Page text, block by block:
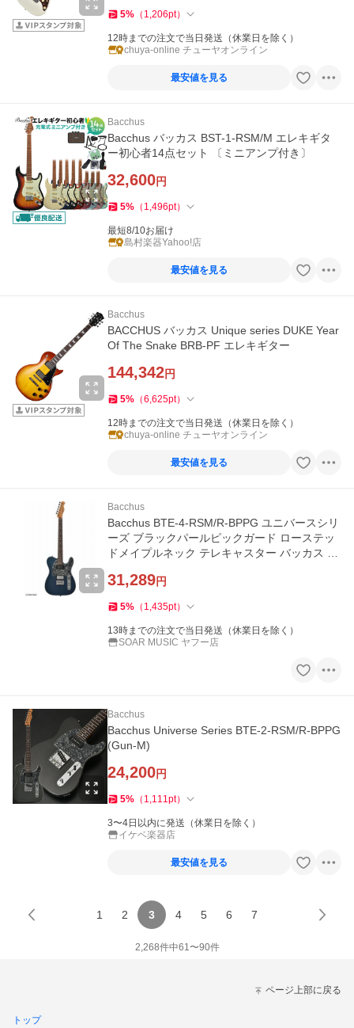
5% （ 1,206pt）
12時までの注文で当日発送（休業日を除く）
chuya-online チューヤオンライン
最安値を見る
Bacchus
Bacchus バッカス BST-1-RSM/M エレキギタ
ー初心者14点セット 〔ミニアンプ付き〕
32,600円
5% （ 1,496pt）
最短8/10お届け
島村楽器Yahoo!店
最安値を見る
Bacchus
BACCHUS バッカス Unique series DUKE Year
Of The Snake BRB-PF エレキギター
144,342円
5% （6,625pt）
12時までの注文で当日発送（休業日を除く）
chuya-online チューヤオンライン
最安値を見る
Bacchus
Bacchus BTE-4-RSM/R-BPPG ユニバースシリ
ーズ ブラックパールピックガード ローステッ
ドメイプルネック テレキャスター バッカス エ
31,289円
5% （ 1,435pt）
13時までの注文で当日発送（休業日を除く）
SOAR MUSIC ヤフー店
Bacchus
Bacchus Universe Series BTE-2-RSM/R-BPPG
(Gun-M)
24,200円
5% （ 1,111pt）
3〜4日以内に発送（休業日を除く）
イケベ楽器店
最安値を見る
1 2 3 4 5 6 7
2,268件中61〜90件
ページ上部に戻る
トップ